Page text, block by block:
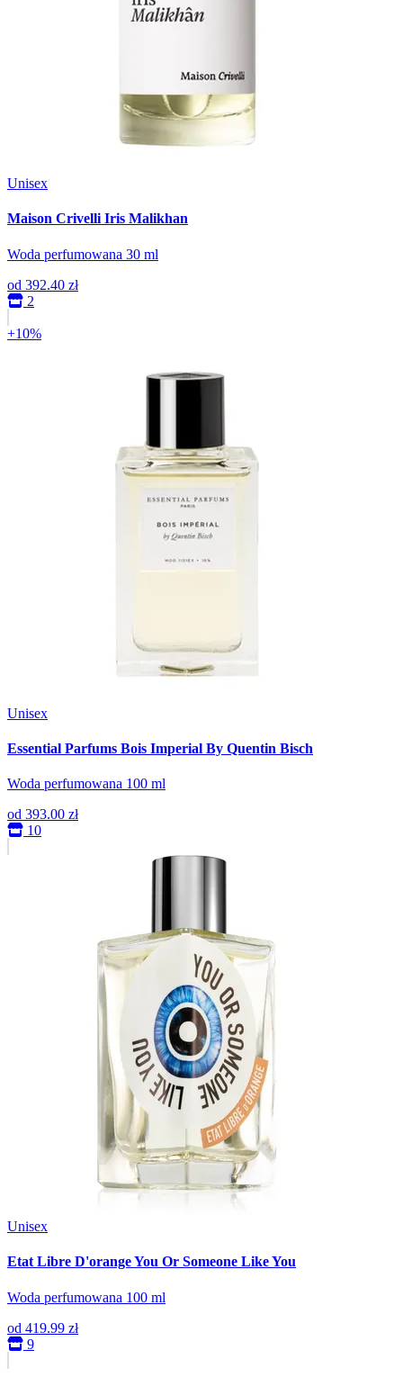
Unisex
Maison Crivelli Iris Malikhan
Woda perfumowana 30 ml
od 392.40 zł
2
+10%
Unisex
Essential Parfums Bois Imperial By Quentin Bisch
Woda perfumowana 100 ml
od 393.00 zł
10
Unisex
Etat Libre D'orange You Or Someone Like You
Woda perfumowana 100 ml
od 419.99 zł
9